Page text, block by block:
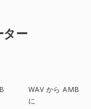
ター
WAV から AMB
に